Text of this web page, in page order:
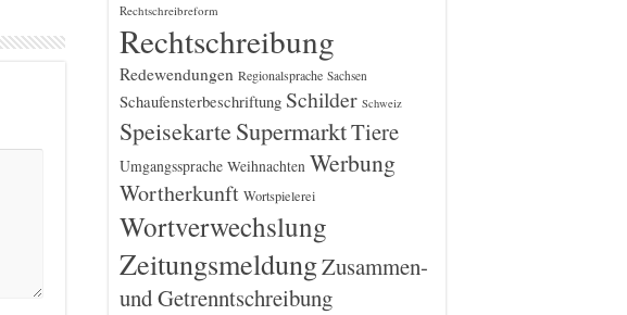
Rechtschreibreform
Rechtschreibung
Redewendungen Regionalsprache Sachsen
Schaufensterbeschriftung Schilder Schweiz
Speisekarte SupermarktTiere
Umgangssprache Weihnachten Werbung
Wortherkunft Wortspielerei
Wortverwechslung
ZeitungsmeldungZusammen-
und Getrenntschreibung